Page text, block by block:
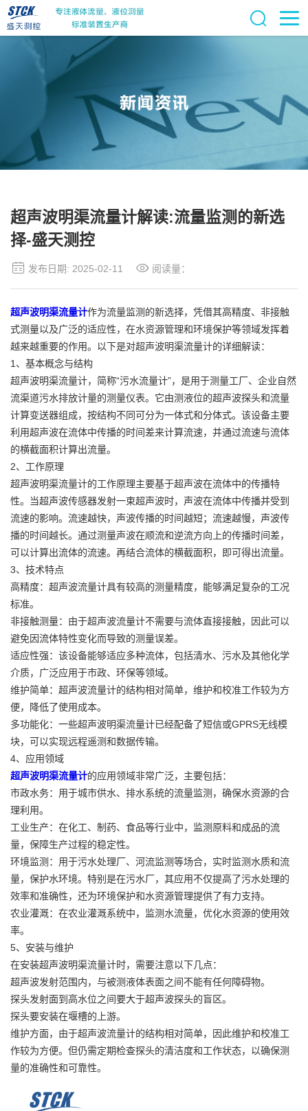
超声波明渠流量计解读:流量监测的新选
择-盛天测控
发布日期: 2025-02-11 阅读量：
超声波明渠流量计作为流量监测的新选择，凭借其高精度、非接触
式测量以及广泛的适应性，在水资源管理和环境保护等领域发挥着
越来越重要的作用。以下是对超声波明渠流量计的详细解读：
1、基本概念与结构
超声波明渠流量计，简称“污水流量计”，是用于测量工厂、企业自然
流渠道污水排放计量的测量仪表。它由测液位的超声波探头和流量
计算变送器组成，按结构不同可分为一体式和分体式。该设备主要
利用超声波在流体中传播的时间差来计算流速，并通过流速与流体
的横截面积计算出流量。
2、工作原理
超声波明渠流量计的工作原理主要基于超声波在流体中的传播特
性。当超声波传感器发射一束超声波时，声波在流体中传播并受到
流速的影响。流速越快，声波传播的时间越短；流速越慢，声波传
播的时间越长。通过测量声波在顺流和逆流方向上的传播时间差，
可以计算出流体的流速。再结合流体的横截面积，即可得出流量。
3、技术特点
高精度：超声波流量计具有较高的测量精度，能够满足复杂的工况
标准。
非接触测量：由于超声波流量计不需要与流体直接接触，因此可以
避免因流体特性变化而导致的测量误差。
适应性强：该设备能够适应多种流体，包括清水、污水及其他化学
介质，广泛应用于市政、环保等领域。
维护简单：超声波流量计的结构相对简单，维护和校准工作较为方
便，降低了使用成本。
多功能化：一些超声波明渠流量计已经配备了短信或GPRS无线模
块，可以实现远程遥测和数据传输。
4、应用领域
超声波明渠流量计的应用领域非常广泛，主要包括：
市政水务：用于城市供水、排水系统的流量监测，确保水资源的合
理利用。
工业生产：在化工、制药、食品等行业中，监测原料和成品的流
量，保障生产过程的稳定性。
环境监测：用于污水处理厂、河流监测等场合，实时监测水质和流
量，保护水环境。特别是在污水厂，其应用不仅提高了污水处理的
效率和准确性，还为环境保护和水资源管理提供了有力支持。
农业灌溉：在农业灌溉系统中，监测水流量，优化水资源的使用效
率。
5、安装与维护
在安装超声波明渠流量计时，需要注意以下几点：
超声波发射范围内，与被测液体表面之间不能有任何障碍物。
探头发射面到高水位之间要大于超声波探头的盲区。
探头要安装在堰槽的上游。
维护方面，由于超声波流量计的结构相对简单，因此维护和校准工
作较为方便。但仍需定期检查探头的清洁度和工作状态，以确保测
量的准确性和可靠性。